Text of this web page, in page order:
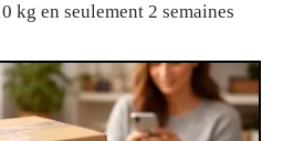
kg en seulement 2 semaines